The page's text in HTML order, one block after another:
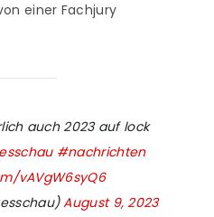
einer Fachjury
auch 2023 auf lock
#nachrichten
vAVgW6syQ6
August 9, 2023